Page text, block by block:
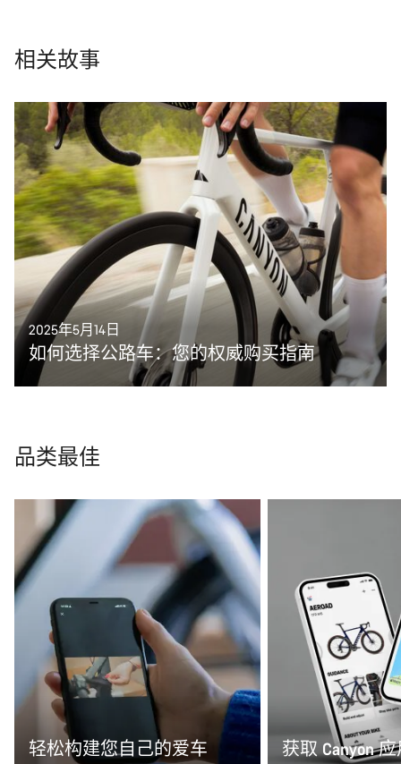
相关故事
2025年5月14日
如何选择公路车：您的权威购买指南
品类最佳
轻松构建您自己的爱车 获取 Canyon